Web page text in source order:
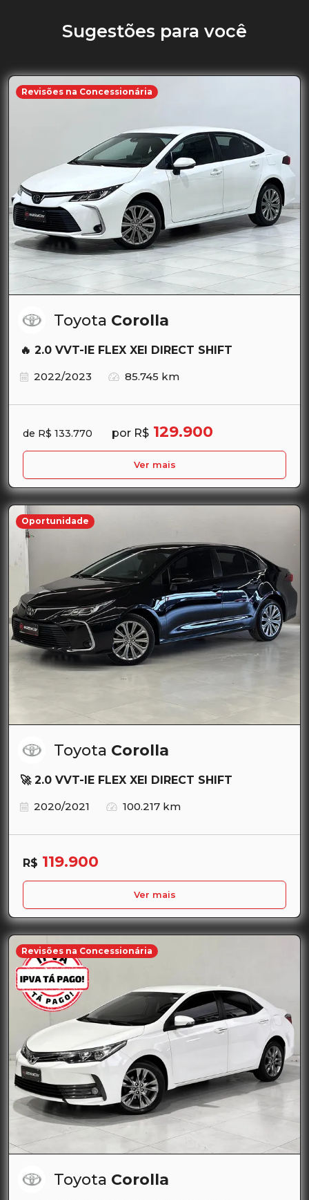
Sugestões para você
Revisões na Concessionária
Toyota Corolla
🔥 2.0 VVT-IE FLEX XEI DIRECT SHIFT
2022/2023
85.745 km
de R$ 133.770 por R$ 129.900
Ver mais
Oportunidade
Toyota Corolla
🚀 2.0 VVT-IE FLEX XEI DIRECT SHIFT
2020/2021
100.217 km
R$ 119.900
Ver mais
Revisões na Concessionária
Toyota Corolla